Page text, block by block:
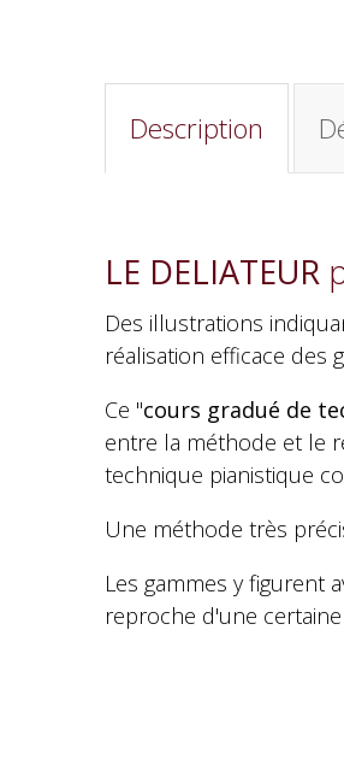
Description
LE DELIATEUR
Des illustrations
réalisation efficace des
Ce "cours gradué de
entre la méthode et le
technique pianistique
Une méthode très
Les gammes y figurent
reproche d'une